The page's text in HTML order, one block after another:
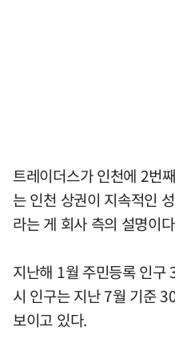
트레이더스가 인천에 2번
는 인천 상권이 지속적인
라는 게 회사 측의 설명이
지난해 1월 주민등록 인구
시 인구는 지난 7월 기준
보이고 있다.